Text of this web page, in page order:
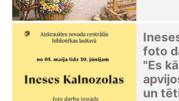
foto
"Es
un